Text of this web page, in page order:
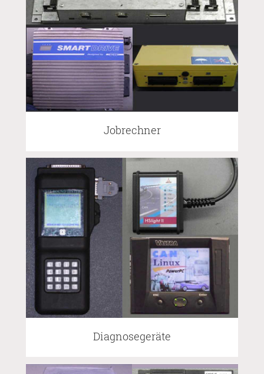
Jobrechner
Diagnosegeräte